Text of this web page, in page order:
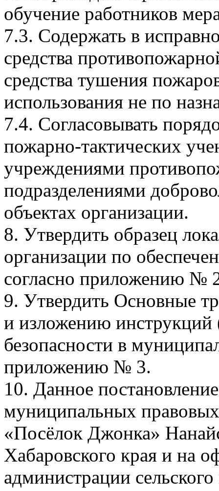
обучение работников
7.3. Содержать в
средства
средства тушения
использования не по
7.4. Согласовывать
пожарно-тактических
учреждениями
подразделениями
объектах организации.
8. Утвердить образец
организации по
согласно приложению №
9. Утвердить Основные
и изложению
безопасности в
приложению № 3.
10. Данное
муниципальных правовых
«Посёлок Джонка»
Хабаровского края и на
администрации